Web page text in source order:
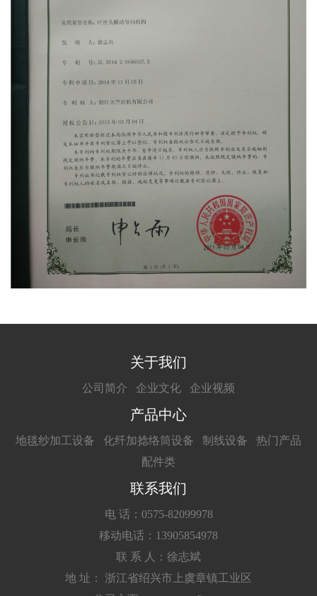
关于我们
公司简介 企业文化 企业视频
产品中心
地毯纱加工设备 化纤加捻络筒设备 制线设备
热门产品
配件类
联系我们
电 话：0575-82099978
移动电话：13905854978
联 系 人：徐志斌
地 址： 浙江省绍兴市上虞章镇工业区